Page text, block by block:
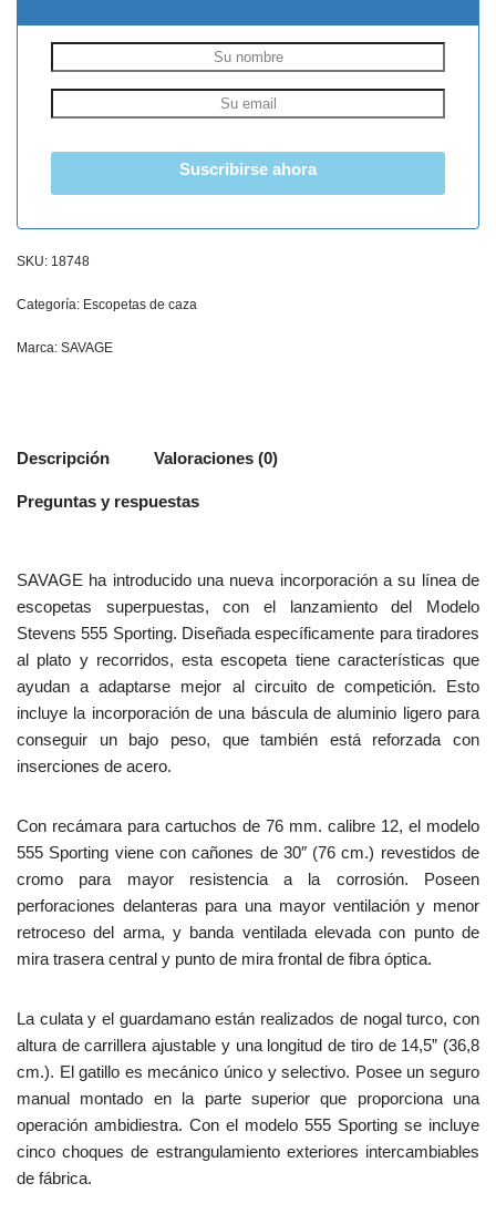
Suscribirse ahora
SKU: 18748
Categoría: Escopetas de caza
Marca: SAVAGE
Descripción Valoraciones (0)
Preguntas y respuestas
SAVAGE ha introducido una nueva incorporación a su línea de
escopetas superpuestas, con el lanzamiento del Modelo
Stevens 555 Sporting. Diseñada específicamente para tiradores
al plato y recorridos, esta escopeta tiene características que
ayudan a adaptarse mejor al circuito de competición. Esto
incluye la incorporación de una báscula de aluminio ligero para
conseguir un bajo peso, que también está reforzada con
inserciones de acero.
Con recámara para cartuchos de 76 mm. calibre 12, el modelo
555 Sporting viene con cañones de 30″ (76 cm.) revestidos de
cromo para mayor resistencia a la corrosión. Poseen
perforaciones delanteras para una mayor ventilación y menor
retroceso del arma, y banda ventilada elevada con punto de
mira trasera central y punto de mira frontal de fibra óptica.
La culata y el guardamano están realizados de nogal turco, con
altura de carrillera ajustable y una longitud de tiro de 14,5” (36,8
cm.). El gatillo es mecánico único y selectivo. Posee un seguro
manual montado en la parte superior que proporciona una
operación ambidiestra. Con el modelo 555 Sporting se incluye
cinco choques de estrangulamiento exteriores intercambiables
de fábrica.